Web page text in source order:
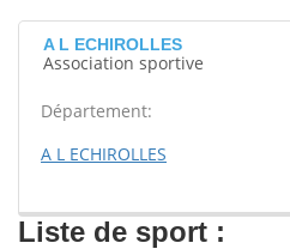
A L ECHIROLLES
Association sportive
Département:
A L ECHIROLLES
Liste de sport :